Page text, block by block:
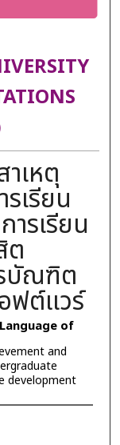
เหตุ
เรียน
ารเรียน
ต
บัณฑิต
ฟต์แวร์
of
and
development